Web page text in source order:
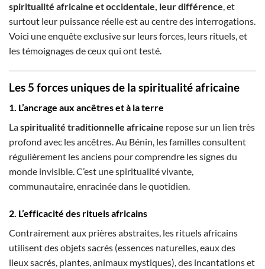
spiritualité africaine et occidentale, leur différence, et
surtout leur puissance réelle est au centre des interrogations.
Voici une enquête exclusive sur leurs forces, leurs rituels, et
les témoignages de ceux qui ont testé.
Les 5 forces uniques de la spiritualité africaine
1. L’ancrage aux ancêtres et à la terre
Laspiritualité traditionnelle africaine repose sur un lien très
profond avec les ancêtres. Au Bénin, les familles consultent
régulièrement les anciens pour comprendre les signes du
monde invisible. C’est une spiritualité vivante,
communautaire, enracinée dans le quotidien.
2. L’efficacité des rituels africains
Contrairement aux prières abstraites, les rituels africains
utilisent des objets sacrés (essences naturelles, eaux des
lieux sacrés, plantes, animaux mystiques), des incantations et